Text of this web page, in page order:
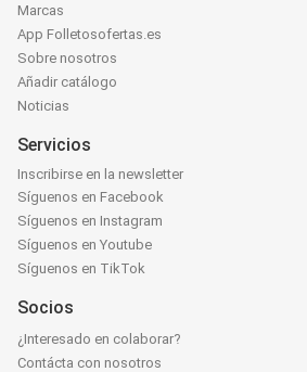
Marcas
App Folletosofertas.es
Sobre nosotros
Añadir catálogo
Noticias
Servicios
Inscribirse en la newsletter
Síguenos en Facebook
Síguenos en Instagram
Síguenos en Youtube
Síguenos en TikTok
Socios
¿Interesado en colaborar?
Contácta con nosotros